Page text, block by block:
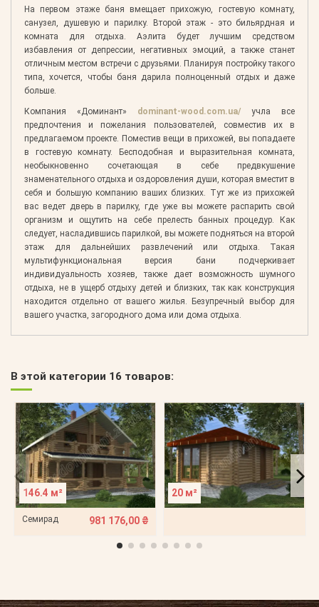
На первом этаже баня вмещает прихожую, гостевую комнату,
санузел, душевую и парилку. Второй этаж - это бильярдная и
комната для отдыха. Аэлита будет лучшим средством
избавления от депрессии, негативных эмоций, а также станет
отличным местом встречи с друзьями. Планируя постройку такого
типа, хочется, чтобы баня дарила полноценный отдых и даже
больше.
Компания «Доминант» dominant-wood.com.ua/ учла все
предпочтения и пожелания пользователей, совместив их в
предлагаемом проекте. Поместив вещи в прихожей, вы попадаете
в гостевую комнату. Бесподобная и выразительная комната,
необыкновенно сочетающая в себе предвкушение
знаменательного отдыха и оздоровления души, которая вместит в
себя и большую компанию ваших близких. Тут же из прихожей
вас ведет дверь в парилку, где уже вы можете распарить свой
организм и ощутить на себе прелесть банных процедур. Как
следует, насладившись парилкой, вы можете подняться на второй
этаж для дальнейших развлечений или отдыха. Такая
мультифункциональная версия бани подчеркивает
индивидуальность хозяев, также дает возможность шумного
отдыха, не в ущерб отдыху детей и близких, так как конструкция
находится отдельно от вашего жилья. Безупречный выбор для
вашего участка, загородного дома или дома отдыха.
В этой категории 16 товаров:
146.4 м²
Семирад 981 176,00 ₴
20 м²